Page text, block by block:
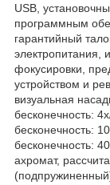
USB,
программным
гарантийный
электропитания,
фокусировки,
устройством и
визуальная
бесконечность:
бесконечность:
бесконечность:
ахромат,